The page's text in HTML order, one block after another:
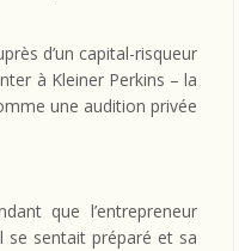
d’un capital-risqueur
à Kleiner Perkins – la
une audition privée
que l’entrepreneur
se sentait préparé et sa